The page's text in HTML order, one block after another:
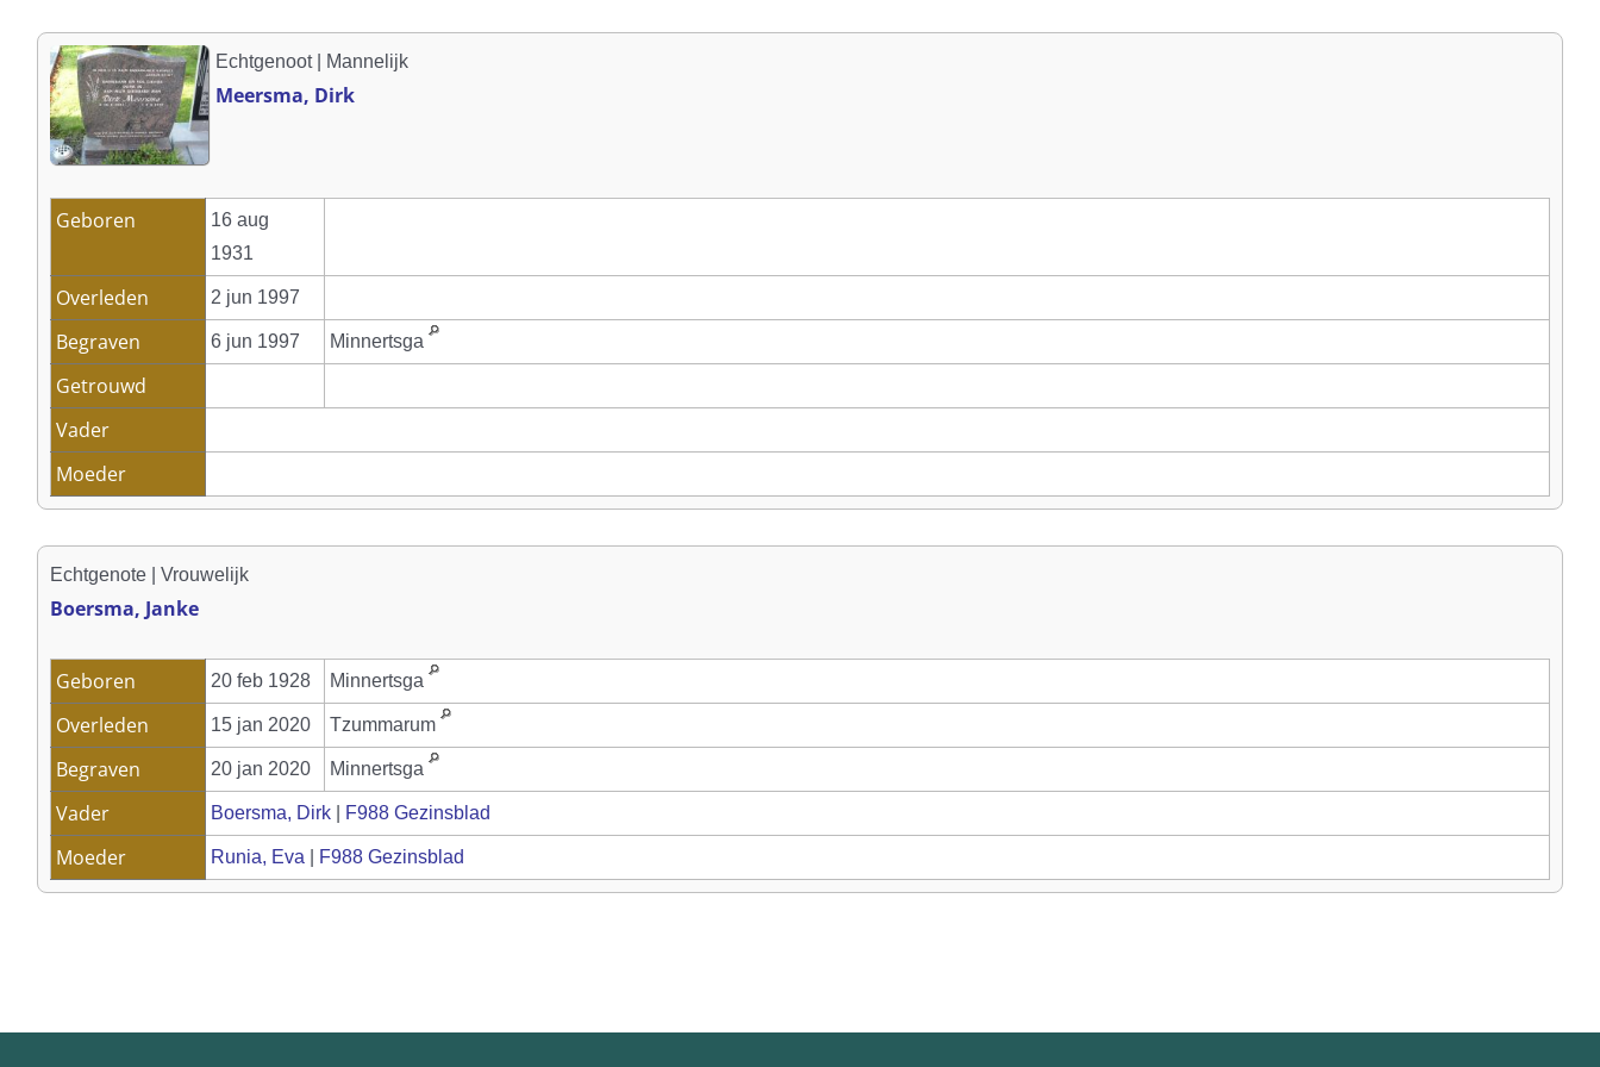
Echtgenoot | Mannelijk
Meersma, Dirk
Geboren
16 aug
1931
Overleden 2 jun 1997
Begraven 6 jun 1997 Minnertsga
Getrouwd
Vader
Moeder
Echtgenote | Vrouwelijk
Boersma, Janke
Geboren 20 feb 1928 Minnertsga
Overleden 15 jan 2020 Tzummarum
Begraven 20 jan 2020 Minnertsga
Vader Boersma, Dirk F988 Gezinsblad
Moeder Runia, Eva F988 Gezinsblad